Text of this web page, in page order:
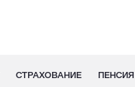
СТРАХОВАНИЕ ПЕНСИЯ